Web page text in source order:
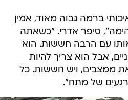
ברמה גבוה מאוד, אמין
סיפר אדרי. "כשאתה
עם הרבה חששות. הוא
אבל הוא צריך להיות
ממצבים, ויש חששות. כל
רגעים של מתח".